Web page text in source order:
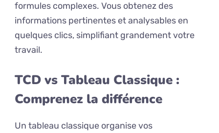
formules complexes. Vous obtenez des
informations pertinentes et analysables en
quelques clics, simplifiant grandement votre
travail.
TCD vs Tableau Classique :
Comprenez la différence
Un tableau classique organise vos